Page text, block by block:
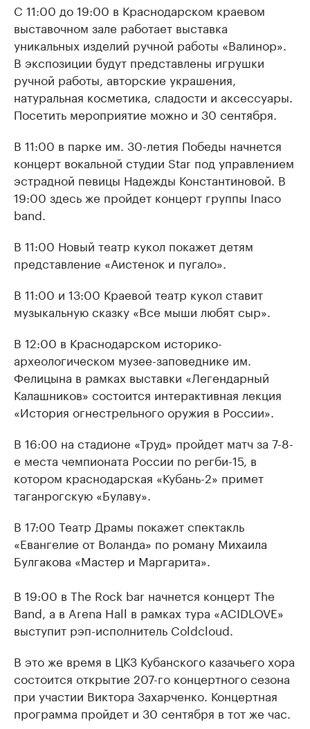
C 11:00 до 19:00 в Краснодарском краевом
выставочном зале работает выставка
уникальных изделий ручной работы «Валинор».
В экспозиции будут представлены игрушки
ручной работы, авторские украшения,
натуральная косметика, сладости и аксессуары.
Посетить мероприятие можно и 30 сентября.
В 11:00 в парке им. 30-летия Победы начнется
концерт вокальной студии Star под управлением
эстрадной певицы Надежды Константиновой. В
19:00 здесь же пройдет концерт группы Inaco
band.
В 11:00 Новый театр кукол покажет детям
представление «Аистенок и пугало».
В 11:00 и 13:00 Краевой театр кукол ставит
музыкальную сказку «Все мыши любят сыр».
В 12:00 в Краснодарском историко-
археологическом музее-заповеднике им.
Фелицына в рамках выставки «Легендарный
Калашников» состоится интерактивная лекция
«История огнестрельного оружия в России».
В 16:00 на стадионе «Труд» пройдет матч за 7-8-
е места чемпионата России по регби-15, в
котором краснодарская «Кубань-2» примет
таганрогскую «Булаву».
В 17:00 Театр Драмы покажет спектакль
«Евангелие от Воланда» по роману Михаила
Булгакова «Мастер и Маргарита».
В 19:00 в The Rock bar начнется концерт The
Band, а в Arena Hall в рамках тура «ACIDLOVE»
выступит рэп-исполнитель Coldcloud.
В это же время в ЦКЗ Кубанского казачьего хора
состоится открытие 207-го концертного сезона
при участии Виктора Захарченко. Концертная
программа пройдет и 30 сентября в тот же час.